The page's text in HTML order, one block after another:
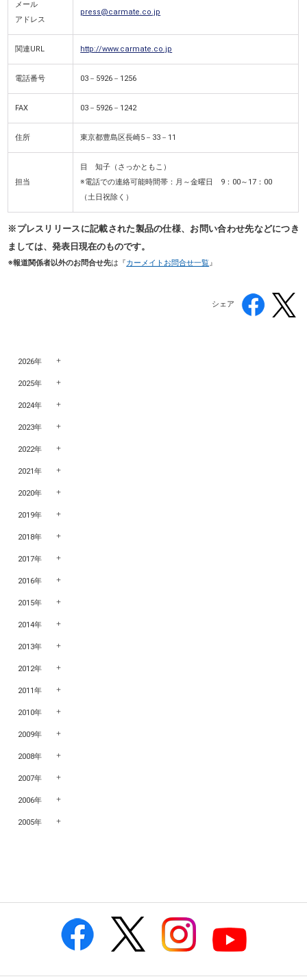
メール
アドレス
press@carmate.co.jp
関連URL http://www.carmate.co.jp
電話番号 03－5926－1256
FAX 03－5926－1242
住所 東京都豊島区長崎5－33－11
担当
目 知子（さっかともこ）
※電話での連絡可能時間帯：月～金曜日 9：00～17：00
（土日祝除く）
※プレスリリースに記載された製品の仕様、お問い合わせ先などにつき
ましては、発表日現在のものです。
※報道関係者以外のお問合せ先は『カーメイトお問合せ一覧』
シェア
2026年
2025年
2024年
2023年
2022年
2021年
2020年
2019年
2018年
2017年
2016年
2015年
2014年
2013年
2012年
2011年
2010年
2009年
2008年
2007年
2006年
2005年